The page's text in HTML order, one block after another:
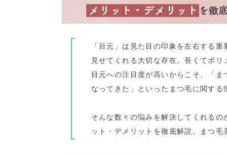
「目元」は見た目の印象を左右する
見せてくれる大切な存在。長くてボ
目元への注目度が高いからこそ、「
なってきた」といったまつ毛に関する
そんな数々の悩みを解決してくれる
ット・デメリットを徹底解説。まつ